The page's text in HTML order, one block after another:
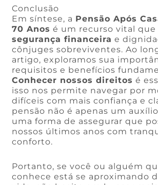
Conclusão
Em síntese, a Pensão Após
70 Anos é um recurso vital que
segurança financeira e
cônjuges sobreviventes. Ao
artigo, exploramos sua
requisitos e benefícios
Conhecer nossos direitos é
isso nos permite navegar por
difíceis com mais confiança e
pensão não é apenas um
uma forma de assegurar que
nossos últimos anos com
conforto.
Portanto, se você ou alguém
conhece está se aproximando